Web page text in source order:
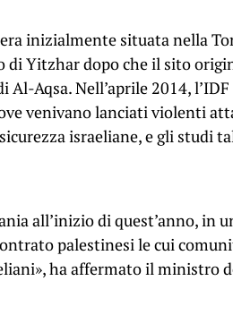
inizialmente situata nella
di Yitzhar dopo che il sito
Aqsa. Nell’aprile 2014,
venivano lanciati violenti
israeliane, e gli studi
all’inizio di quest’anno, in
palestinesi le cui
ha affermato il ministro